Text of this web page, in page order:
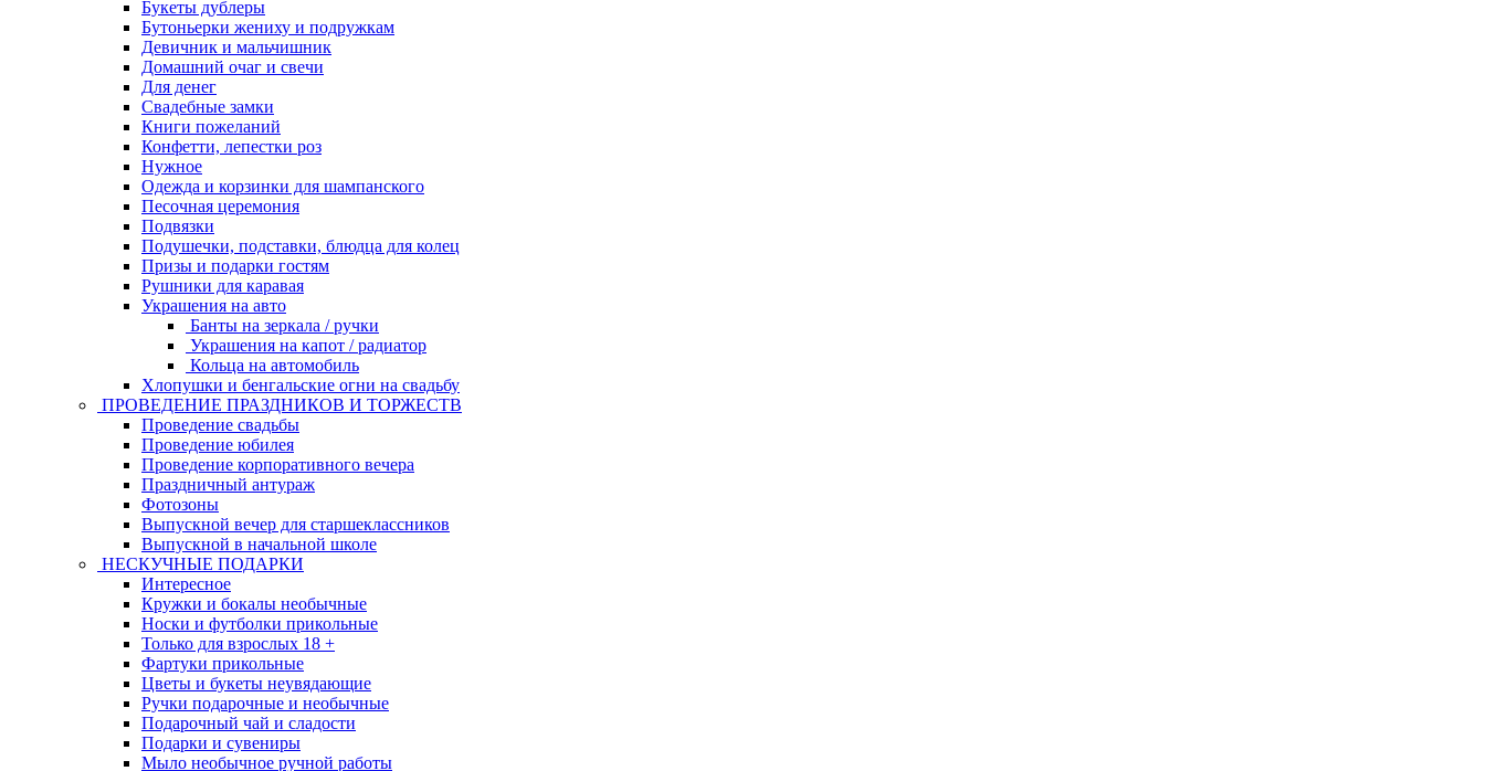
Букеты дублеры
Бутоньерки жениху и подружкам
Девичник и мальчишник
Домашний очаг и свечи
Для денег
Свадебные замки
Книги пожеланий
Конфетти, лепестки роз
Нужное
Одежда и корзинки для шампанского
Песочная церемония
Подвязки
Подушечки, подставки, блюдца для колец
Призы и подарки гостям
Рушники для каравая
Украшения на авто
Банты на зеркала / ручки
Украшения на капот / радиатор
Кольца на автомобиль
Хлопушки и бенгальские огни на свадьбу
ПРОВЕДЕНИЕ ПРАЗДНИКОВ И ТОРЖЕСТВ
Проведение свадьбы
Проведение юбилея
Проведение корпоративного вечера
Праздничный антураж
Фотозоны
Выпускной вечер для старшеклассников
Выпускной в начальной школе
НЕСКУЧНЫЕ ПОДАРКИ
Интересное
Кружки и бокалы необычные
Носки и футболки прикольные
Только для взрослых 18 +
Фартуки прикольные
Цветы и букеты неувядающие
Ручки подарочные и необычные
Подарочный чай и сладости
Подарки и сувениры
Мыло необычное ручной работы